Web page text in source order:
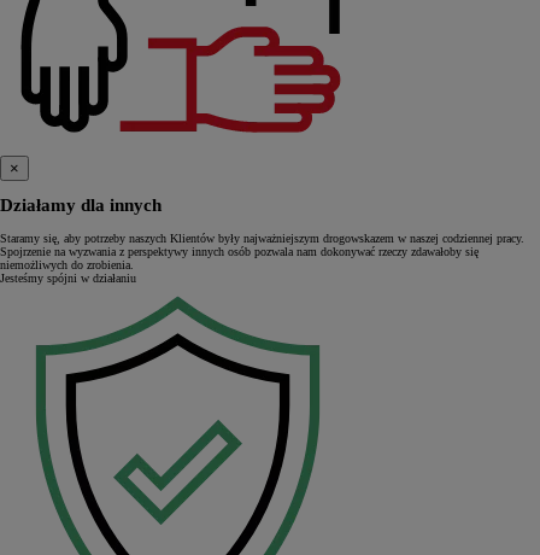
×
Działamy dla innych
Staramy się, aby potrzeby naszych Klientów były najważniejszym drogowskazem w naszej codziennej pracy.
Spojrzenie na wyzwania z perspektywy innych osób pozwala nam dokonywać rzeczy zdawałoby się
niemożliwych do zrobienia.
Jesteśmy spójni w działaniu